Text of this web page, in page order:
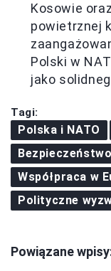
Kosowie
powietrznej
Polski w
jako
Tagi:
Polska i NATO
Współpraca w
Polityczne
Powiązane